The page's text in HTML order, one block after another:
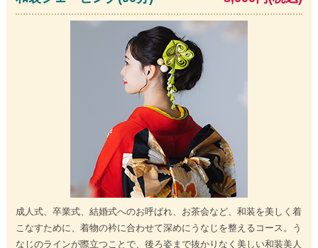
成人式、卒業式、結婚式へのお呼ばれ、お茶会など、和装を美しく着
こなすために、着物の衿に合わせて深めにうなじを整えるコース。う
なじのラインが際立つことで、後ろ姿まで抜かりなく美しい和装美人